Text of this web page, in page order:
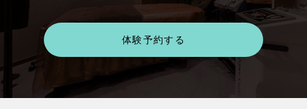
体験予約する